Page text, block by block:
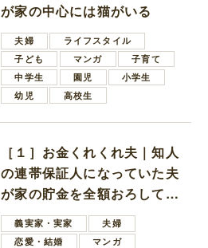
が家の中心には猫がいる
夫婦
ライフスタイル
子ども
マンガ
子育て
中学生
園児
小学生
幼児
高校生
［１］お金くれくれ夫｜知人
の連帯保証人になっていた夫
が家の貯金を全額おろしてほ
しいと言ってきた
義実家・実家
夫婦
恋愛・結婚
マンガ